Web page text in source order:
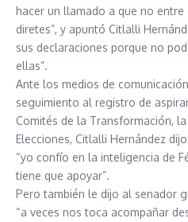
hacer un llamado a que no entre
diretes”, y apuntó Citlalli
sus declaraciones porque no
ellas”.
Ante los medios de
seguimiento al registro de
Comités de la Transformación,
Elecciones, Citlalli Hernández dijo:
“yo confío en la inteligencia de
tiene que apoyar”.
Pero también le dijo al senador
“a veces nos toca acompañar